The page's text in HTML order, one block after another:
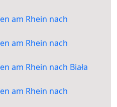
am Rhein nach
am Rhein nach
am Rhein nach Biała
am Rhein nach